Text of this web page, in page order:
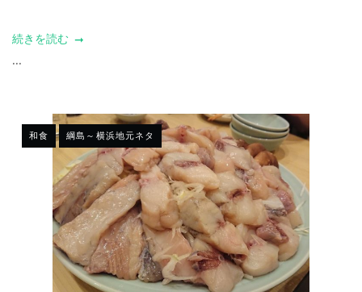
続きを読む
...
和食 綱島～横浜地元ネタ